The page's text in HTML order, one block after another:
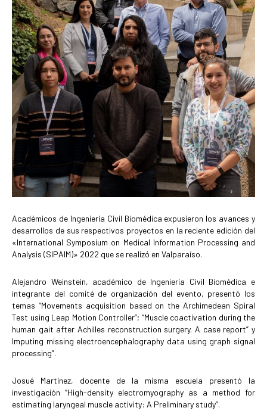
Académicos de Ingeniería Civil Biomédica expusieron los avances y
desarrollos de sus respectivos proyectos en la reciente edición del
«International Symposium on Medical Information Processing and
Analysis (SIPAIM)» 2022 que se realizó en Valparaíso.
Alejandro Weinstein, académico de Ingeniería Civil Biomédica e
integrante del comité de organización del evento, presentó los
temas “Movements acquisition based on the Archimedean Spiral
Test using Leap Motion Controller”; “Muscle coactivation during the
human gait after Achilles reconstruction surgery. A case report” y
Imputing missing electroencephalography data using graph signal
processing”.
Josué Martínez, docente de la misma escuela presentó la
investigación “High-density electromyography as a method for
estimating laryngeal muscle activity: A Preliminary study”.